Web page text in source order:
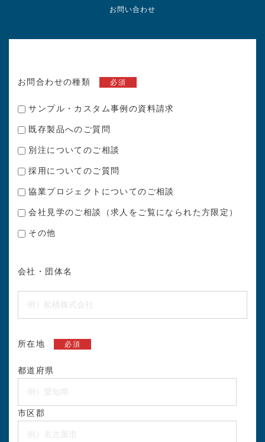
お問い合わせ
お問合わせの種類 必須
サンプル・カスタム事例の資料請求
既存製品へのご質問
別注についてのご相談
採用についてのご質問
協業プロジェクトについてのご相談
会社見学のご相談（求人をご覧になられた方限定）
その他
会社・団体名
所在地 必須
都道府県
市区郡